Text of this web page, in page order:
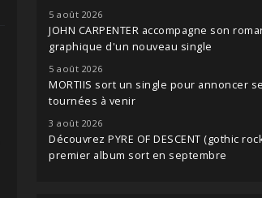
5 août 2026
JOHN CARPENTER accompagne son
graphique d'un nouveau single
5 août 2026
MORTIIS sort un single pour annoncer
tournées à venir
3 août 2026
Découvrez PYRE OF DESCENT (gothic
premier album sort en septembre